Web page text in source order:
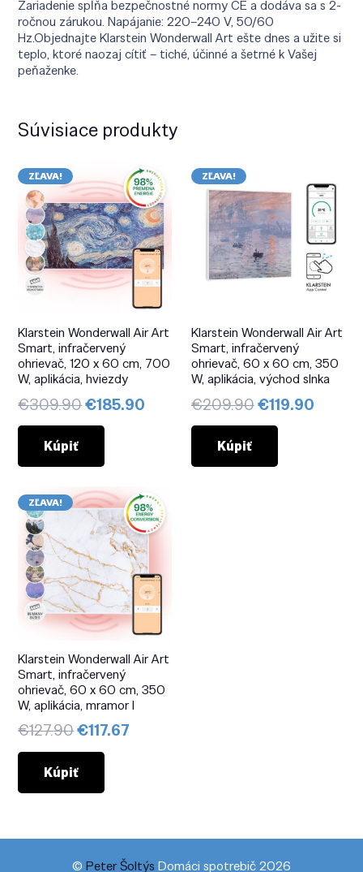
Zariadenie spĺňa bezpečnostné normy CE a dodáva sa s 2-
ročnou zárukou. Napájanie: 220–240 V, 50/60
Hz.Objednajte Klarstein Wonderwall Art ešte dnes a užite si
teplo, ktoré naozaj cítiť – tiché, účinné a šetrné k Vašej
peňaženke.
Súvisiace produkty
ZĽAVA!
Klarstein Wonderwall Air Art
Smart, infračervený
ohrievač, 120 x 60 cm, 700
W, aplikácia, hviezdy
€309.90Pôvodná
cena
€309.90.
€185.90 Aktuálna
€185.90.
Kúpiť
ZĽAVA!
Klarstein Wonderwall Air Art
Smart, infračervený
ohrievač, 60 x 60 cm, 350
W, aplikácia, východ slnka
€209.90Pôvodná
cena
€209.90.
€119.90
Kúpiť
ZĽAVA!
Klarstein Wonderwall Air Art
Smart, infračervený
ohrievač, 60 x 60 cm, 350
W, aplikácia, mramor I
€127.90Pôvodná
cena
bola:
€127.90.
€117.67
Kúpiť
© Peter Šoltýs Domáci spotrebič 2026